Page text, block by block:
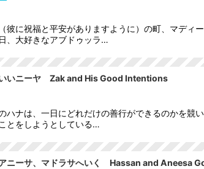
彼に祝福と平安がありますように）の町、マディ
、大好きなアブドゥッラ…
いニーヤ Zak and His Good Intentions
ハナは、一日にどれだけの善行ができるのかを競
とをしようとしている…
ニーサ、マドラサへいく Hassan and Aneesa